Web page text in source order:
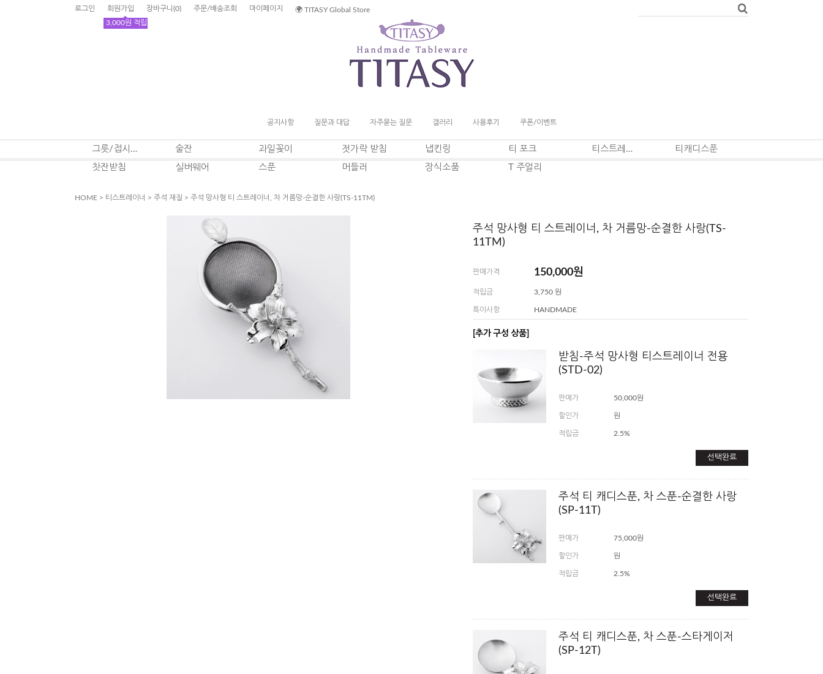
로그인
회원가입
3,000원 적립
장바구니 (0) 주문/배송조회 마이페이지 🌍 TITASY Global Store
공지사항 질문과 대답 자주묻는 질문 갤러리 사용후기 쿠폰/이벤트
그릇/접시/잔 술잔 과일꽂이 젓가락 받침 냅킨링 티 포크 티스트레이너
티캐디스푼
찻잔받침
실버웨어 스푼 머들러 장식소품 T 주얼리
HOME > 티스트레이너 > 주석 재질 > 주석 망사형 티 스트레이너, 차 거름망-순결한 사랑(TS-11TM)
주석 망사형 티 스트레이너, 차 거름망-순결한 사랑(TS-
11TM)
판매가격 150,000원
적립금 3,750 원
특이사항 HANDMADE
[추가 구성 상품]
받침-주석 망사형 티스트레이너 전용
(STD-02)
판매가 50,000원
할인가 원
적립금 2.5%
선택완료
주석 티 캐디스푼, 차 스푼-순결한 사랑
(SP-11T)
판매가 75,000원
할인가 원
적립금 2.5%
선택완료
주석 티 캐디스푼, 차 스푼-스타게이저
(SP-12T)